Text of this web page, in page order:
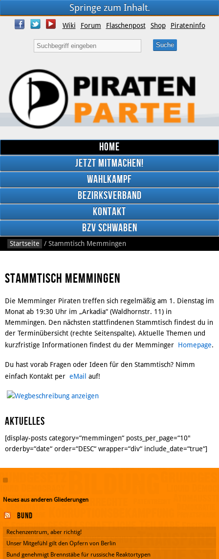
Springe zum Inhalt.
Facebook
Wiki Forum Flaschenpost Shop Pirateninfo
Home
Jetzt mitmachen!
Wahlkampf
Bezirksverband
Kontakt
BzV Schwaben
Startseite / Stammtisch Memmingen
Stammtisch Memmingen
Die Memminger Piraten treffen sich regelmäßig am 1. Dienstag im
Monat ab 19:30 Uhr im „Arkadia“ (Waldhornstr. 11) in
Memmingen. Den nächsten stattfindenen Stammtisch findest du in
der Terminübersicht (rechte Seitenspalte). Aktuelle Themen und
kurzfristige Informationen findest du der Memminger Homepage.
Du hast vorab Fragen oder Ideen für den Stammtisch? Nimm
einfach Kontakt per eMail auf!
Aktuelles
[display-posts category=“memmingen“ posts_per_page=“10″
orderby=“date“ order=“DESC“ wrapper=“div“ include_date=“true“]
Neues aus anderen Gliederungen
Bund
Rechenzentrum, aber richtig!
Unser Mitgefühl gilt den Opfern von Berlin
Bund genehmigt Brennstäbe für russische Reaktortypen